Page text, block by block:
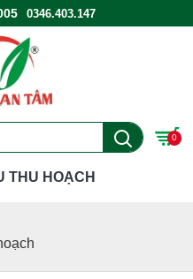
0346.403.147
0
THU HOẠCH